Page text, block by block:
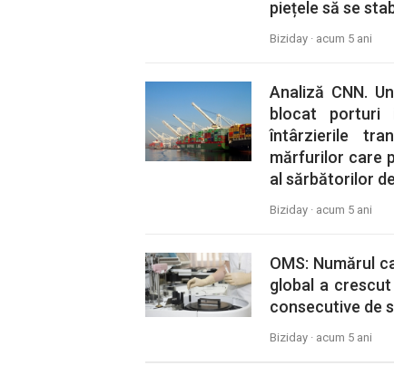
piețele să se
Biziday · acum 5 ani
Analiză CNN.
blocat porturi
întârzierile
mărfurilor care
al sărbătorilor
Biziday · acum 5 ani
OMS: Numărul
global a
consecutive de
Biziday · acum 5 ani